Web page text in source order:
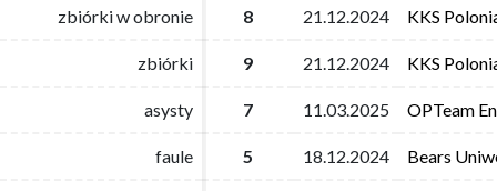
zbiórki w obronie 8 21.12.2024 KKS
zbiórki 9 21.12.2024 KKS
asysty 7 11.03.2025 OPTeam
faule 5 18.12.2024 Bears
zbiórki w obronie 8 21.12.2024 KKS
zbiórki 9 21.12.2024 KKS
asysty 7 11.03.2025 OPTeam
faule 5 18.12.2024 Bears